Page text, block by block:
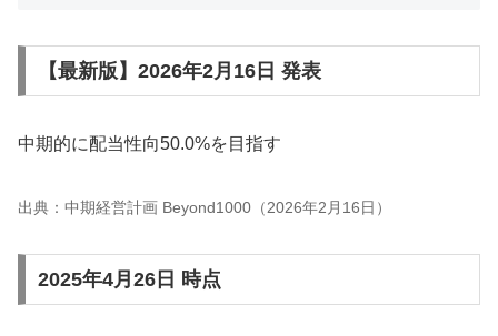
【最新版】2026年2月16日 発表
中期的に配当性向50.0%を目指す
出典：中期経営計画 Beyond1000（2026年2月16日）
2025年4月26日 時点